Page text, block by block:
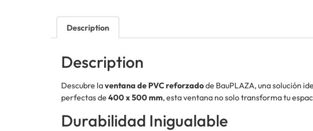
Description
Description
Descubre laventana de PVC reforzadode BauPLAZA, una solución
perfectas de 400 x 500 mm, esta ventana no solo transforma tu
Durabilidad Inigualable